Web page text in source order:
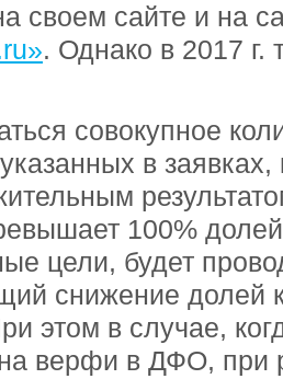
своем сайте и на
. Однако в 2017 г.
совокупное
в
100%
цели, будет
снижение долей
этом в случае,
верфи в ДФО, при